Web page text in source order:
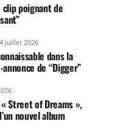
poignant de
juillet 2026
dans la
de “Digger”
Street of Dreams »,
nouvel album